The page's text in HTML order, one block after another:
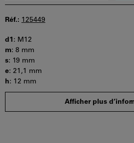
bon
d'achat
être
utilisé
par
panier.
Réf.: 125449
d1 : M12
m: 8 mm
s: 19 mm
e: 21,1 mm
h: 12 mm
Quantité minimale de commande :
Etapes de la commande : 100 pièces
Afficher plus